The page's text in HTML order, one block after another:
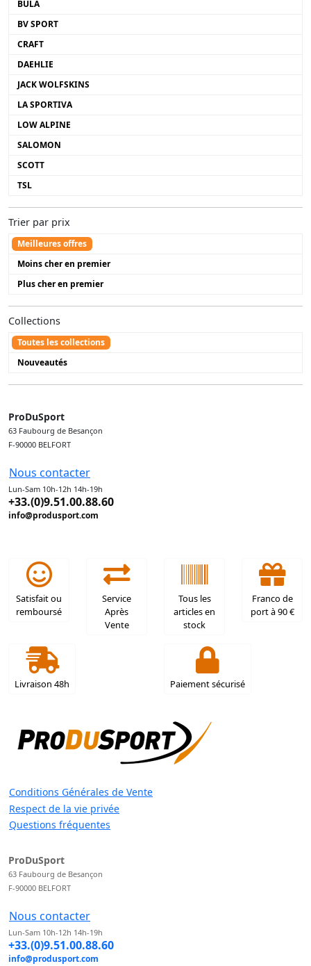
BULA
BV SPORT
CRAFT
DAEHLIE
JACK WOLFSKINS
LA SPORTIVA
LOW ALPINE
SALOMON
SCOTT
TSL
Trier par prix
Meilleures offres
Moins cher en premier
Plus cher en premier
Collections
Toutes les collections
Nouveautés
ProDuSport
63 Faubourg de Besançon
F-90000 BELFORT
Nous contacter
Lun-Sam 10h-12h 14h-19h
+33.(0)9.51.00.88.60
info@produsport.com
Satisfait ou
remboursé
Service
Après
Vente
Tous les
articles en
stock
Franco de
port à 90 €
Livraison 48h Paiement sécurisé
Conditions Générales de Vente
Respect de la vie privée
Questions fréquentes
ProDuSport
63 Faubourg de Besançon
F-90000 BELFORT
Nous contacter
Lun-Sam 10h-12h 14h-19h
+33.(0)9.51.00.88.60
info@produsport.com